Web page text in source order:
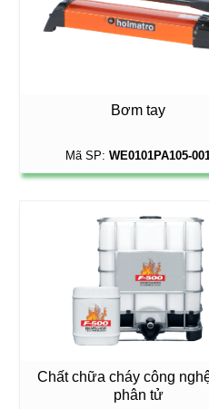
Bơm tay
Mã SP:WE0101PA105-
Chất chữa cháy công
phân tử